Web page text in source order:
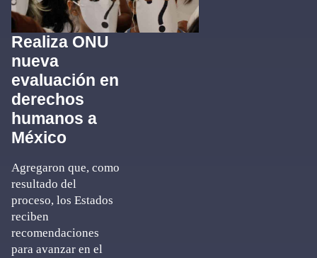
Realiza ONU
nueva
evaluación en
derechos
humanos a
México
Agregaron que, como
resultado del
proceso, los Estados
reciben
recomendaciones
para avanzar en el